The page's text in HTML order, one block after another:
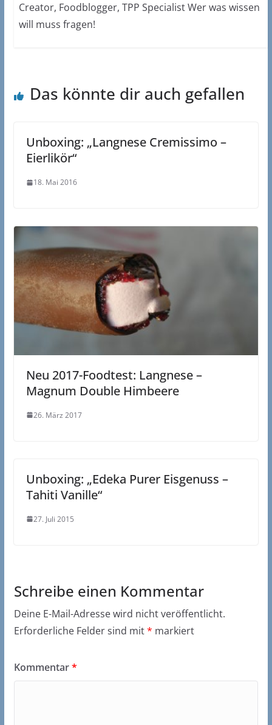
Creator, Foodblogger, TPP Specialist Wer was wissen
will muss fragen!
Das könnte dir auch gefallen
Unboxing: „Langnese Cremissimo –
Eierlikör“
18. Mai 2016
Neu 2017-Foodtest: Langnese –
Magnum Double Himbeere
26. März 2017
Unboxing: „Edeka Purer Eisgenuss –
Tahiti Vanille“
27. Juli 2015
Schreibe einen Kommentar
Deine E-Mail-Adresse wird nicht veröffentlicht.
Erforderliche Felder sind mit* markiert
Kommentar*